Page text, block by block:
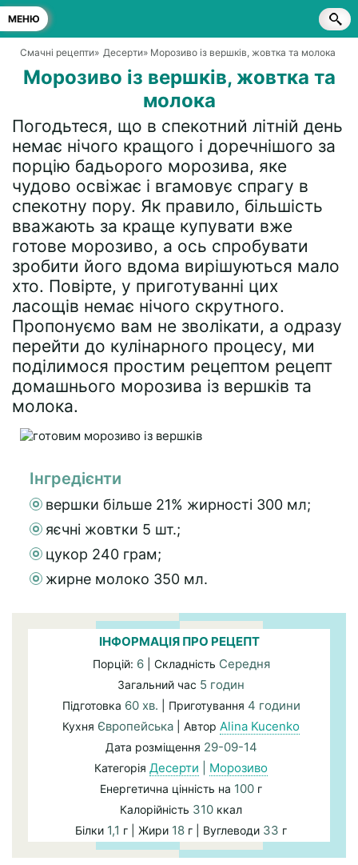
МЕНЮ
Смачні рецепти» Десерти» Морозиво із вершків, жовтка та молока
Морозиво із вершків, жовтка та
молока
Погодьтеся, що в спекотний літній день
немає нічого кращого і доречнішого за
порцію бадьорого морозива, яке
чудово освіжає і вгамовує спрагу в
спекотну пору. Як правило, більшість
вважають за краще купувати вже
готове морозиво, а ось спробувати
зробити його вдома вирішуються мало
хто. Повірте, у приготуванні цих
ласощів немає нічого скрутного.
Пропонуємо вам не зволікати, а одразу
перейти до кулінарного процесу, ми
поділимося простим рецептом рецепт
домашнього морозива із вершків та
молока.
Інгредієнти
вершки більше 21% жирності 300 мл;
яєчні жовтки 5 шт.;
цукор 240 грам;
жирне молоко 350 мл.
ІНФОРМАЦІЯ ПРО РЕЦЕПТ
Порцій: 6| Складність Середня
Загальний час 5 годин
Підготовка 60 хв. | Приготування 4 години
Кухня Європейська | Автор Alina Kucenko
Дата розміщення 29-09-14
Категорія Десерти Морозиво
Енергетична цінність на 100 г
Калорійність 310 ккал
Білки 1,1 г | Жири 18 г | Вуглеводи 33 г